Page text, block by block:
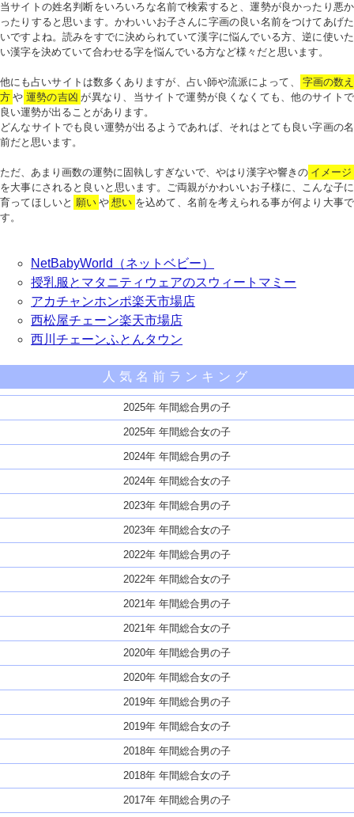
当サイトの姓名判断をいろいろな名前で検索すると、運勢が良かったり悪か
ったりすると思います。かわいいお子さんに字画の良い名前をつけてあげた
いですよね。読みをすでに決められていて漢字に悩んでいる方、逆に使いた
い漢字を決めていて合わせる字を悩んでいる方など様々だと思います。
他にも占いサイトは数多くありますが、占い師や流派によって、
字画の数え
方 や 運勢の吉凶 が異なり、当サイトで運勢が良くなくても、他のサイトで
良い運勢が出ることがあります。
どんなサイトでも良い運勢が出るようであれば、それはとても良い字画の名
前だと思います。
ただ、あまり画数の運勢に固執しすぎないで、やはり漢字や響きの イメージ
を大事にされると良いと思います。ご両親がかわいいお子様に、こんな子に
育ってほしいと 願い や 想い を込めて、名前を考えられる事が何より大事で
す。
NetBabyWorld（ネットベビー）
授乳服とマタニティウェアのスウィートマミー
アカチャンホンポ楽天市場店
西松屋チェーン楽天市場店
西川チェーンふとんタウン
人気名前ランキング
2025年 年間総合男の子
2025年 年間総合女の子
2024年 年間総合男の子
2024年 年間総合女の子
2023年 年間総合男の子
2023年 年間総合女の子
2022年 年間総合男の子
2022年 年間総合女の子
2021年 年間総合男の子
2021年 年間総合女の子
2020年 年間総合男の子
2020年 年間総合女の子
2019年 年間総合男の子
2019年 年間総合女の子
2018年 年間総合男の子
2018年 年間総合女の子
2017年 年間総合男の子